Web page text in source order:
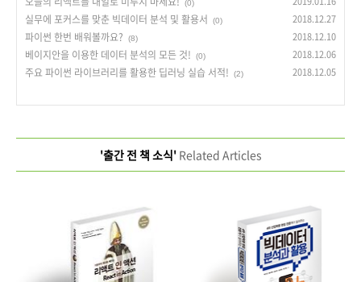
(0)
실무에 포커스를 맞춘 빅데이터 분석 및 활용서 (0) 2018.12.27
파이썬 한번 배워볼까요? (8) 2018.12.10
베이지안을 이용한 데이터 분석의 모든 것! (0) 2018.12.06
주요 파이썬 라이브러리를 활용한 딥러닝 실습 서적! (2) 2018.12.05
'출간 전 책 소식'Related Articles